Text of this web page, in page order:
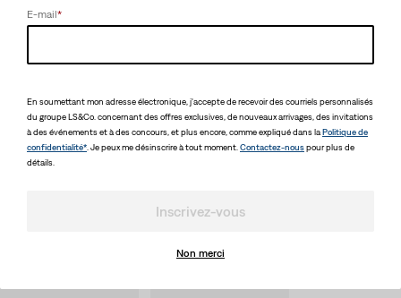
E-mail*
En soumettant mon adresse électronique, j'accepte de recevoir des courriels personnalisés
du groupe LS&Co. concernant des offres exclusives, de nouveaux arrivages, des invitations
à des événements et à des concours, et plus encore, comme expliqué dans laPolitique de
confidentialité* . Je peux me désinscrire à tout moment. Contactez-nouspour plus de
détails.
Inscrivez-vous
Non merci